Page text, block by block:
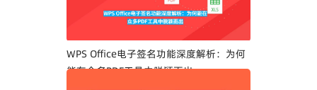
WPS Office电子签名功能深度解析：为何
能在众多PDF工具中脱颖而出